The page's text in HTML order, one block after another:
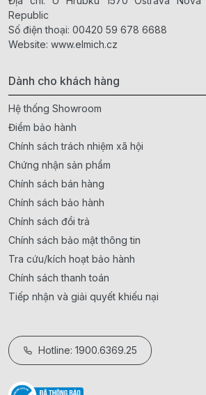
Republic
Số điện thoại: 00420 59 678 6688
Website: www.elmich.cz
Dành cho khách hàng
Hệ thống Showroom
Điểm bảo hành
Chính sách trách nhiệm xã hội
Chứng nhận sản phẩm
Chính sách bán hàng
Chính sách bảo hành
Chính sách đổi trả
Chính sách bảo mật thông tin
Tra cứu/kích hoạt bảo hành
Chính sách thanh toán
Tiếp nhận và giải quyết khiếu nại
Hotline: 1900.6369.25